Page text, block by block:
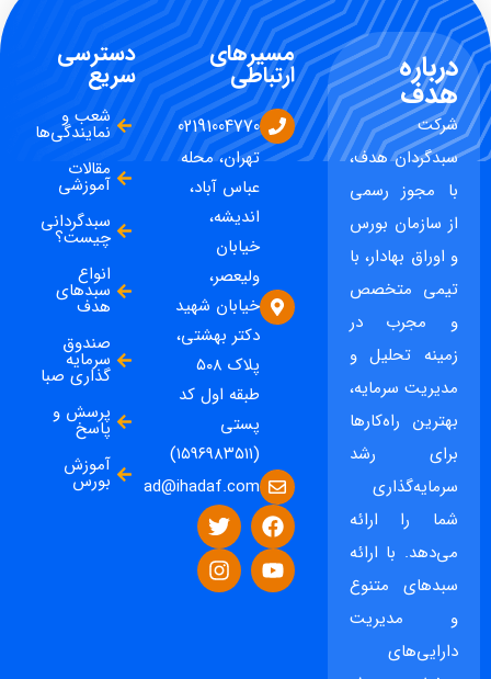
درباره
هدف
شرکت
سبدگردان هدف،
با مجوز رسمی
از سازمان بورس
و اوراق بهادار، با
تیمی متخصص
و مجرب در
زمینه تحلیل و
مدیریت سرمایه،
بهترین راه‌کارها
برای رشد
سرمایه‌گذاری
شما را ارائه
می‌دهد. با ارائه
سبدهای متنوع
و مدیریت
دارایی‌های
مسیرهای
ارتباطی
02191004770
تهران، محله
عباس آباد،
اندیشه،
خیابان
ولیعصر،
خیابان شهید
دکتر بهشتی،
پلاک ۵۰۸
طبقه اول کد
پستی
(۱۵۹۶۹۸۳۵۱۱)
ad@ihadaf.com
دسترسی
سریع
شعب و
نمایندگی‌ها
مقالات
آموزشی
سبدگردانی
چیست؟
انواع
سبدهای
هدف
صندوق
سرمایه
گذاری صبا
پرسش و
پاسخ
آموزش
بورس